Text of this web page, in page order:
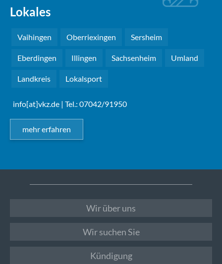
Lokales
Vaihingen Oberriexingen Sersheim
Eberdingen Illingen Sachsenheim Umland
Landkreis Lokalsport
info[at]vkz.de | Tel.: 07042/91950
mehr erfahren
Wir über uns
Wir suchen Sie
Kündigung